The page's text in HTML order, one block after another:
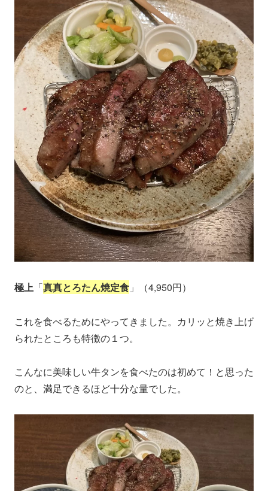
極上 「真真とろたん焼定食 」（4,950円）
これを食べるためにやってきました。カリッと焼き上げ
られたところも特徴の１つ。
こんなに美味しい牛タンを食べたのは初めて！と思った
のと、満足できるほど十分な量でした。